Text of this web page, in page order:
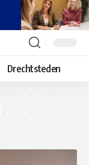
Drechtsteden